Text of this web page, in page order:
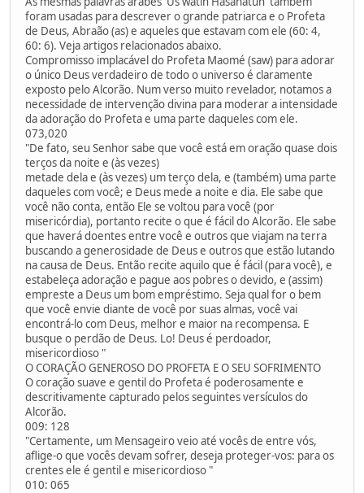
foram usadas para descrever o grande patriarca e o Profeta
de Deus, Abraão (as) e aqueles que estavam com ele (60: 4,
60: 6). Veja artigos relacionados abaixo.
Compromisso implacável do Profeta Maomé (saw) para adorar
o único Deus verdadeiro de todo o universo é claramente
exposto pelo Alcorão. Num verso muito revelador, notamos a
necessidade de intervenção divina para moderar a intensidade
da adoração do Profeta e uma parte daqueles com ele.
073,020
"De fato, seu Senhor sabe que você está em oração quase dois
terços da noite e (às vezes)
metade dela e (às vezes) um terço dela, e (também) uma parte
daqueles com você; e Deus mede a noite e dia. Ele sabe que
você não conta, então Ele se voltou para você (por
misericórdia), portanto recite o que é fácil do Alcorão. Ele sabe
que haverá doentes entre você e outros que viajam na terra
buscando a generosidade de Deus e outros que estão lutando
na causa de Deus. Então recite aquilo que é fácil (para você), e
estabeleça adoração e pague aos pobres o devido, e (assim)
empreste a Deus um bom empréstimo. Seja qual for o bem
que você envie diante de você por suas almas, você vai
encontrá-lo com Deus, melhor e maior na recompensa. E
busque o perdão de Deus. Lo! Deus é perdoador,
misericordioso "
O CORAÇÃO GENEROSO DO PROFETA E O SEU SOFRIMENTO
O coração suave e gentil do Profeta é poderosamente e
descritivamente capturado pelos seguintes versículos do
Alcorão.
009: 128
"Certamente, um Mensageiro veio até vocês de entre vós,
aflige-o que vocês devam sofrer, deseja proteger-vos: para os
crentes ele é gentil e misericordioso "
010: 065